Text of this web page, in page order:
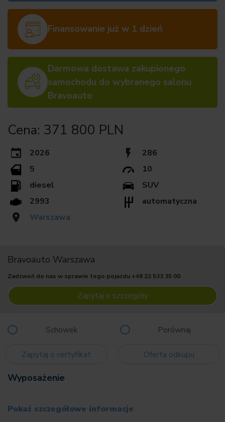
Finansowanie już w 1 dzień
Darmowa dostawa zakupionego
samochodu do wybranego salonu
Bravoauto
Cena: 371 800 PLN
2026
286
5
10
diesel
SUV
2993
automatyczna
Warszawa
Bravoauto Warszawa
Zadzwoń do nas w sprawie tego pojazdu +48 22 533 35 00
Zapytaj o szczegóły
Schowek Porównaj
Zapytaj o certyfikat Oferta odkupu
Wyposażenie
Pokaż szczegółowe informacje